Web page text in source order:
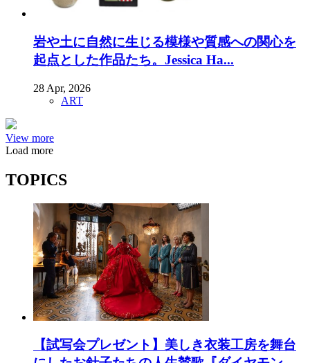
岩や土に自然に生じる模様や質感への関心を
起点とした作品たち。Jessica Ha...
28 Apr, 2026
ART
View more
Load more
TOPICS
【試写会プレゼント】美しき衣装工房を舞台